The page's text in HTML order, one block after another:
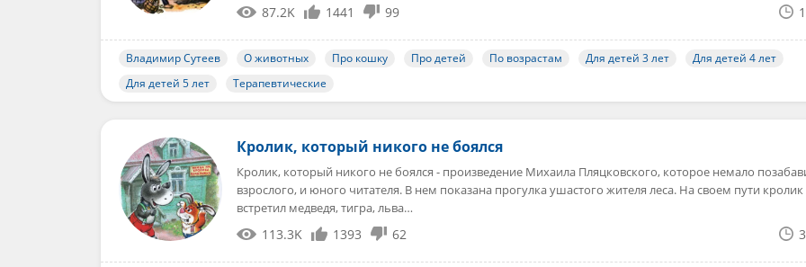
87.2K 1441 99
Владимир Сутеев О животных Про кошку Про детей По возрастам Для детей 3 лет
Для детей 4 лет
Для детей 5 лет
Терапевтические
Кролик, который никого не боялся
Кролик, который никого не боялся - произведение Михаила Пляцковского, которое немало
взрослого, и юного читателя. В нем показана прогулка ушастого жителя леса. На своем пути кролик
встретил медведя, тигра, льва…
113.3K 1393 62